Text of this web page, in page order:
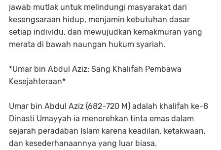
jawab mutlak untuk melindungi masyarakat dari
kesengsaraan hidup, menjamin kebutuhan dasar
setiap individu, dan mewujudkan kemakmuran yang
merata di bawah naungan hukum syariah.
*Umar bin Abdul Aziz: Sang Khalifah Pembawa
Kesejahteraan*
Umar bin Abdul Aziz (682–720 M) adalah khalifah ke-8
Dinasti Umayyah ia menorehkan tinta emas dalam
sejarah peradaban Islam karena keadilan, ketakwaan,
dan kesederhanaannya yang luar biasa.